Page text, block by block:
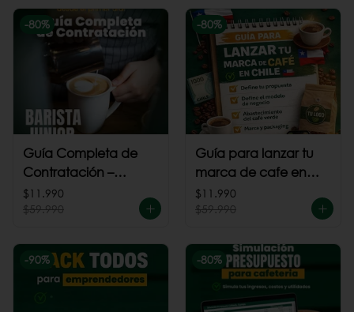
-80%
Guía Completa de
Contratación –
Barista Junior
$11.990
$59.990
-80%
Guía para lanzar tu
marca de cafe en
Chile
$11.990
$59.990
-90% -80%